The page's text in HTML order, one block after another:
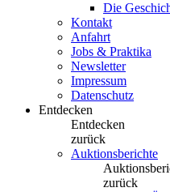
Die
Kontakt
Anfahrt
Jobs & Praktika
Newsletter
Impressum
Datenschutz
Entdecken
Entdecken
zurück
Auktionsberichte
zurück